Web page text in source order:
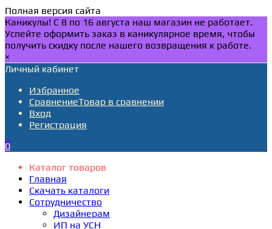
Полная версия сайта
Каникулы! С 8 по 16 августа наш магазин не работает.
Успейте оформить заказ в каникулярное время, чтобы
получить скидку после нашего возвращения к работе.
×
Личный кабинет
Избранное
СравнениеТовар в сравнении
Вход
Регистрация
0
Каталог товаров
Главная
Скачать каталоги
Сотрудничество
Дизайнерам
ИП на УСН